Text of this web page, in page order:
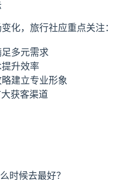
化，旅行社应重点关注：
多元需求
升效率
建立专业形象
获客渠道
时候去最好？